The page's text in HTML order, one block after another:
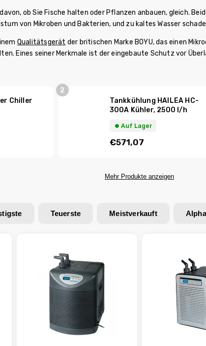
ob Sie Fische halten oder Pflanzen anbauen, gleich.
von Mikroben und Bakterien, und zu kaltes Wasser
Qualitätsgerät der britischen Marke BOYU, das einen
Eines seiner Merkmale ist der eingebaute Schutz vor
Chiller
Tankkühlung HAILEA HC-
300A Kühler, 2500 l/h
⏺︎ Auf Lager
€571,07
Mehr Produkte anzeigen
Teuerste Meistverkauft